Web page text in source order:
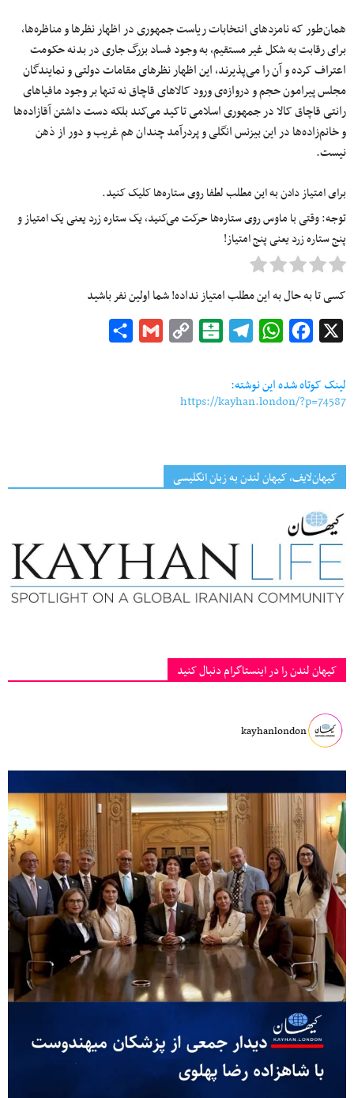
همان‌طور که نامزدهای انتخابات ریاست جمهوری در اظهار نظرها و مناظره‌ها،
برای رقابت به شکل غیر مستقیم، به وجود فساد بزرگ جاری در بدنه حکومت
اعتراف کرده و آن را می‌پذیرند، این اظهار نظرهای مقامات دولتی و نمایندگان
مجلس پیرامون حجم و دروازه‌ی ورود کالاهای قاچاق نه تنها بر وجود مافیاهای
رانتی قاچاق کالا در جمهوری اسلامی تاکید می‌کند بلکه دست داشتن آقازاده‌ها
و خانم‌زاده‌ها در این بیزنس انگلی و پردرآمد چندان هم غریب و دور از ذهن
نیست.
برای امتیاز دادن به این مطلب لطفا روی ستاره‌ها کلیک کنید.
توجه: وقتی با ماوس روی ستاره‌ها حرکت می‌کنید، یک ستاره زرد یعنی یک امتیاز و
پنج ستاره زرد یعنی پنج امتیاز!
کسی تا به حال به این مطلب امتیاز نداده! شما اولین نفر باشید
Facebook
WhatsApp
Telegram
Balatarin
Copy
Gmail
لینک کوتاه شده این نوشته:
https://kayhan.london/?p=74587
کیهان‌لایف، کیهان لندن به زبان انگلیسی
کیهان لندن را در اینستاگرام دنبال کنید
kayhanlondon